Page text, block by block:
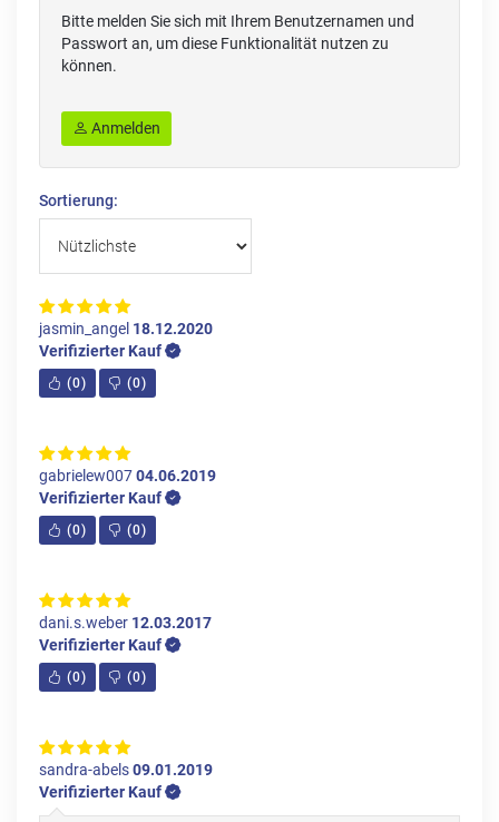
Bitte melden Sie sich mit Ihrem Benutzernamen und
Passwort an, um diese Funktionalität nutzen zu
können.
Anmelden
Sortierung:
jasmin_angel 18.12.2020
Verifizierter Kauf
(0) (0)
gabrielew00704.06.2019
Verifizierter Kauf
(0) (0)
dani.s.weber 12.03.2017
Verifizierter Kauf
(0) (0)
sandra-abels09.01.2019
Verifizierter Kauf